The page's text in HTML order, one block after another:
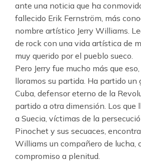
ante una noticia que ha
fallecido Erik Fernström, más
nombre artístico Jerry Williams.
de rock con una vida artística de
muy querido por el pueblo sueco.
Pero Jerry fue mucho más que
lloramos su partida. Ha partido un
Cuba, defensor eterno de la
partido a otra dimensión. Los que
a Suecia, víctimas de la
Pinochet y sus secuaces,
Williams un compañero de lucha,
compromiso a plenitud.